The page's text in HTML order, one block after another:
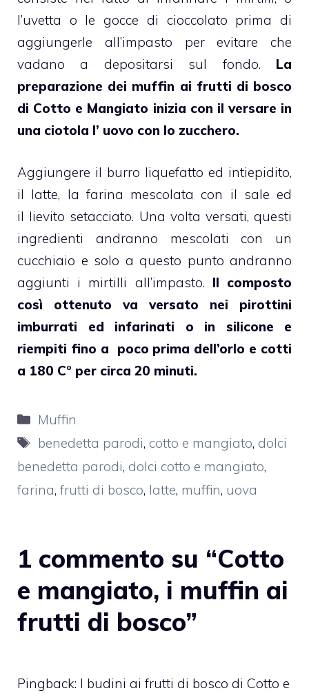
l’uvetta o le gocce di cioccolato prima di
aggiungerle all’impasto per evitare che
vadano a depositarsi sul fondo. La
preparazione dei muffin ai frutti di bosco
di Cotto e Mangiato inizia con il versare in
una ciotola l’ uovo con lo zucchero.
Aggiungere il burro liquefatto ed intiepidito,
il latte, la farina mescolata con il sale ed
il lievito setacciato. Una volta versati, questi
ingredienti andranno mescolati con un
cucchiaio e solo a questo punto andranno
aggiunti i mirtilli all’impasto. Il composto
così ottenuto va versato nei pirottini
imburrati ed infarinati o in silicone e
riempiti fino a poco prima dell’orlo e cotti
a 180 C° per circa 20 minuti.
Categorie
Muffin
Tag
benedetta parodi, cotto e mangiato, dolci
benedetta parodi, dolci cotto e mangiato,
farina, frutti di bosco, latte, muffin, uova
1 commento su “Cotto
e mangiato, i muffin ai
frutti di bosco”
Pingback: I budini ai frutti di bosco di Cotto e